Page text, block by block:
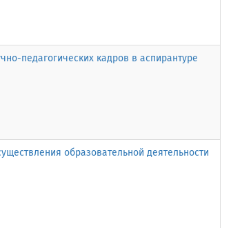
педагогических кадров в аспирантуре
образовательной деятельности